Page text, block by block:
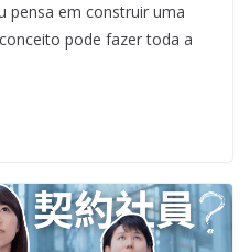
pensa em construir uma
pode fazer toda a